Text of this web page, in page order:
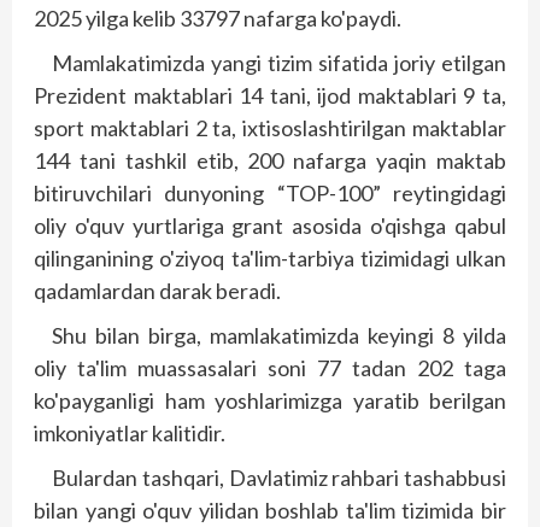
2025 yilga kelib 33797 nafarga ko'paydi.
Mamlakatimizda yangi tizim sifatida joriy etilgan
Prezident maktablari 14 tani, ijod maktablari 9 ta,
sport maktablari 2 ta, ixtisoslashtirilgan maktablar
144 tani tashkil etib, 200 nafarga yaqin maktab
bitiruvchilari dunyoning “TOP-100” reytingidagi
oliy o'quv yurtlariga grant asosida o'qishga qabul
qilinganining o'ziyoq ta'lim-tarbiya tizimidagi ulkan
qadamlardan darak beradi.
Shu bilan birga, mamlakatimizda keyingi 8 yilda
oliy ta'lim muassasalari soni 77 tadan 202 taga
ko'payganligi ham yoshlarimizga yaratib berilgan
imkoniyatlar kalitidir.
Bulardan tashqari, Davlatimiz rahbari tashabbusi
bilan yangi o'quv yilidan boshlab ta'lim tizimida bir